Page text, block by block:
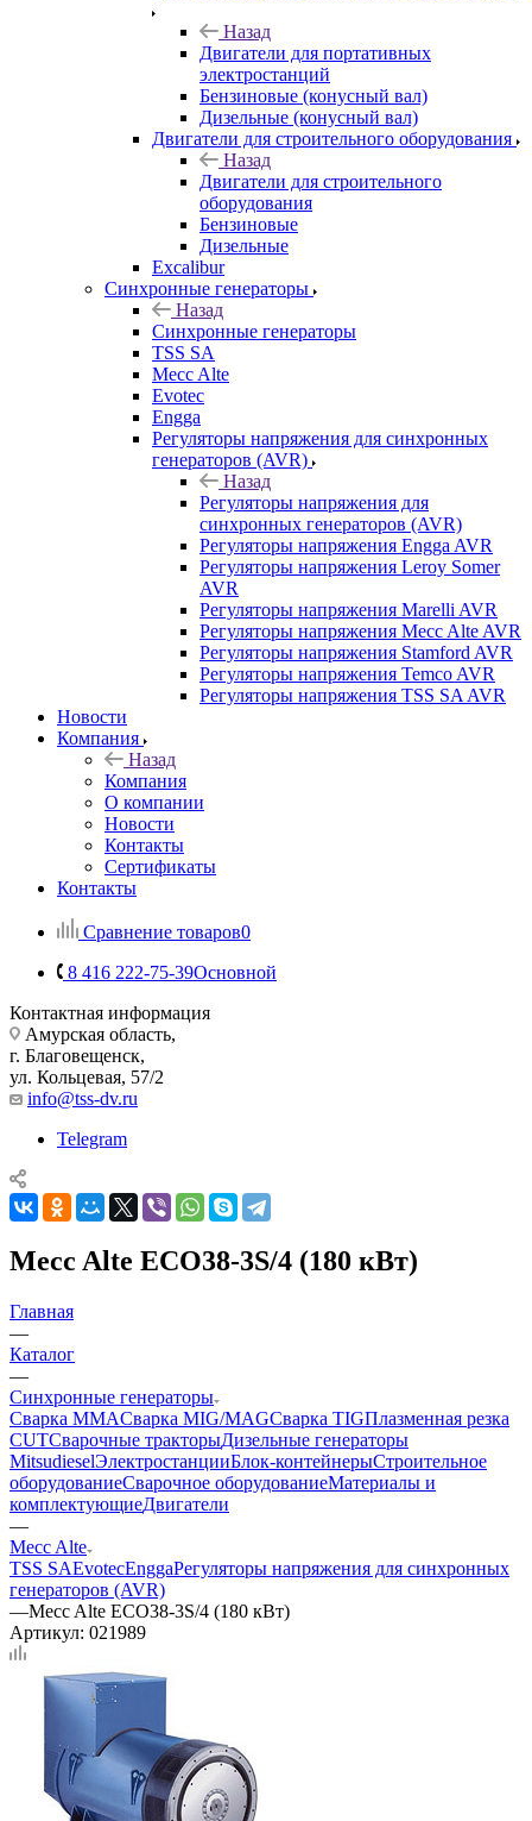
Назад
Двигатели для портативных
электростанций
Бензиновые (конусный вал)
Дизельные (конусный вал)
Двигатели для строительного оборудования
Назад
Двигатели для строительного
оборудования
Бензиновые
Дизельные
Excalibur
Синхронные генераторы
Назад
Синхронные генераторы
TSS SA
Mecc Alte
Evotec
Engga
Регуляторы напряжения для синхронных
генераторов (AVR)
Назад
Регуляторы напряжения для
синхронных генераторов (AVR)
Регуляторы напряжения Engga AVR
Регуляторы напряжения Leroy Somer
AVR
Регуляторы напряжения Marelli AVR
Регуляторы напряжения Mecc Alte AVR
Регуляторы напряжения Stamford AVR
Регуляторы напряжения Temco AVR
Регуляторы напряжения TSS SA AVR
Новости
Компания
Назад
Компания
О компании
Новости
Контакты
Сертификаты
Контакты
Сравнение товаров0
8 416 222-75-39Основной
Контактная информация
Амурская область,
г. Благовещенск,
ул. Кольцевая, 57/2
info@tss-dv.ru
Telegram
Mecc Alte ECO38-3S/4 (180 кВт)
Главная
—
Каталог
—
Синхронные генераторы
Сварка MMAСварка MIG/MAGСварка TIGПлазменная резка
CUTСварочные тракторыДизельные генераторы
MitsudieselЭлектростанцииБлок-контейнерыСтроительное
оборудованиеСварочное оборудованиеМатериалы и
комплектующиеДвигатели
—
Mecc Alte
TSS SAEvotecEnggaРегуляторы напряжения для синхронных
генераторов (AVR)
—Mecc Alte ECO38-3S/4 (180 кВт)
Артикул: 021989